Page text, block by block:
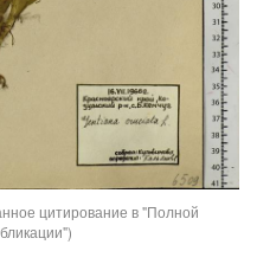
цитирование в "Полной